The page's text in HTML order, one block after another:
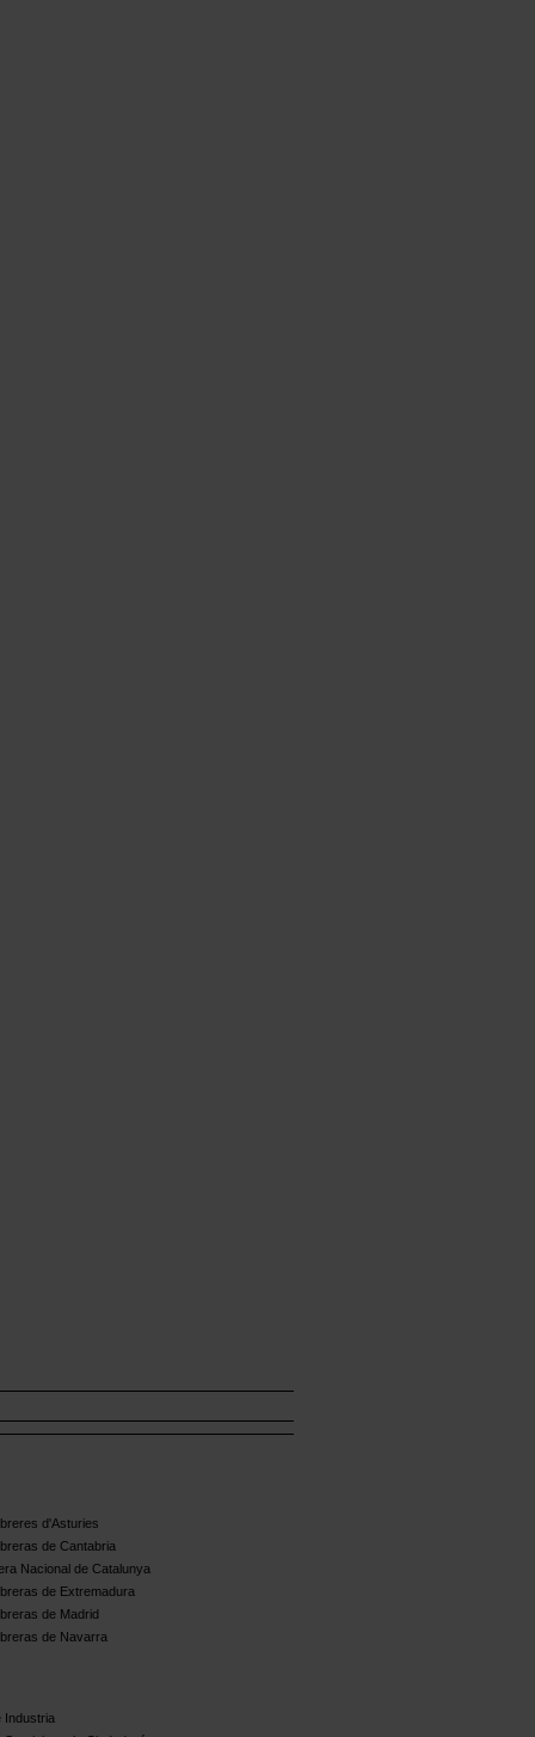
d'Asturies
de Cantabria
Nacional de Catalunya
de Extremadura
de Madrid
de Navarra
Industria